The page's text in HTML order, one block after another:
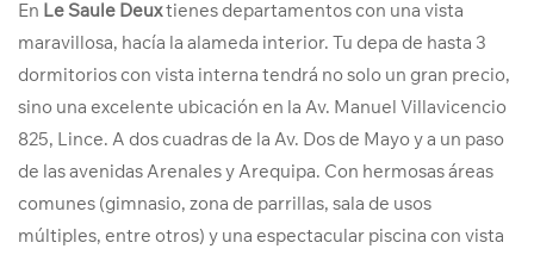
En Le Saule Deuxtienes departamentos con una vista
maravillosa, hacía la alameda interior. Tu depa de hasta 3
dormitorios con vista interna tendrá no solo un gran precio,
sino una excelente ubicación en la Av. Manuel Villavicencio
825, Lince. A dos cuadras de la Av. Dos de Mayo y a un paso
de las avenidas Arenales y Arequipa. Con hermosas áreas
comunes (gimnasio, zona de parrillas, sala de usos
múltiples, entre otros) y una espectacular piscina con vista